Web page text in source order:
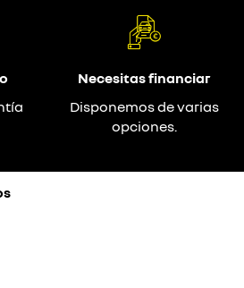
Necesitas financiar
Disponemos de varias
opciones.